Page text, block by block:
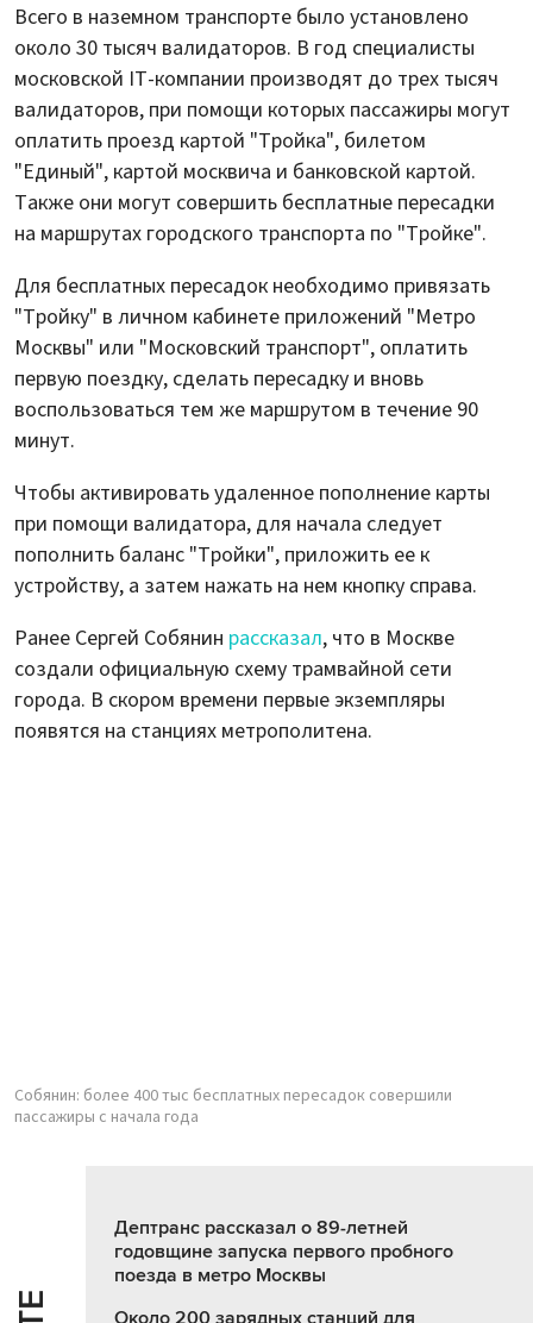
Всего в наземном транспорте было установлено
около 30 тысяч валидаторов. В год специалисты
московской IT-компании производят до трех тысяч
валидаторов, при помощи которых пассажиры могут
оплатить проезд картой "Тройка", билетом
"Единый", картой москвича и банковской картой.
Также они могут совершить бесплатные пересадки
на маршрутах городского транспорта по "Тройке".
Для бесплатных пересадок необходимо привязать
"Тройку" в личном кабинете приложений "Метро
Москвы" или "Московский транспорт", оплатить
первую поездку, сделать пересадку и вновь
воспользоваться тем же маршрутом в течение 90
минут.
Чтобы активировать удаленное пополнение карты
при помощи валидатора, для начала следует
пополнить баланс "Тройки", приложить ее к
устройству, а затем нажать на нем кнопку справа.
Ранее Сергей Собянин рассказал, что в Москве
создали официальную схему трамвайной сети
города. В скором времени первые экземпляры
появятся на станциях метрополитена.
Собянин: более 400 тыс бесплатных пересадок совершили
пассажиры с начала года
Дептранс рассказал о 89-летней
годовщине запуска первого пробного
поезда в метро Москвы
Около 200 зарядных станций для